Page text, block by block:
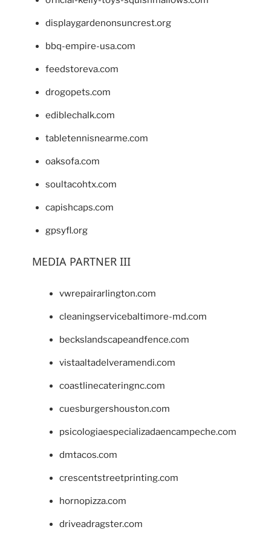
displaygardenonsuncrest.org
bbq-empire-usa.com
feedstoreva.com
drogopets.com
ediblechalk.com
tabletennisnearme.com
oaksofa.com
soultacohtx.com
capishcaps.com
gpsyfl.org
MEDIA PARTNER III
vwrepairarlington.com
cleaningservicebaltimore-md.com
beckslandscapeandfence.com
vistaaltadelveramendi.com
coastlinecateringnc.com
cuesburgershouston.com
psicologiaespecializadaencampeche.com
dmtacos.com
crescentstreetprinting.com
hornopizza.com
driveadragster.com